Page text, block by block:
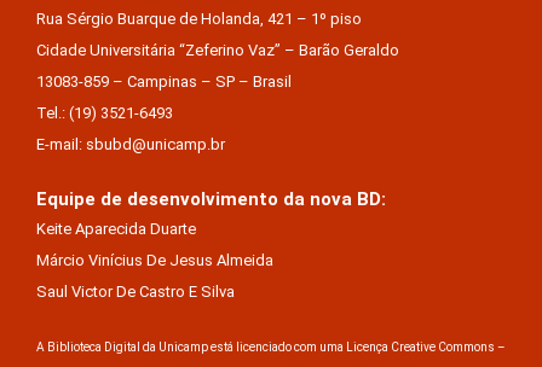
Rua Sérgio Buarque de Holanda, 421 – 1º piso
Cidade Universitária “Zeferino Vaz” – Barão Geraldo
13083-859 – Campinas – SP – Brasil
Tel.: (19) 3521-6493
E-mail: sbubd@unicamp.br
Equipe de desenvolvimento da nova BD:
Keite Aparecida Duarte
Márcio Vinícius De Jesus Almeida
Saul Victor De Castro E Silva
A Biblioteca Digital da Unicamp está licenciado com uma Licença Creative Commons –